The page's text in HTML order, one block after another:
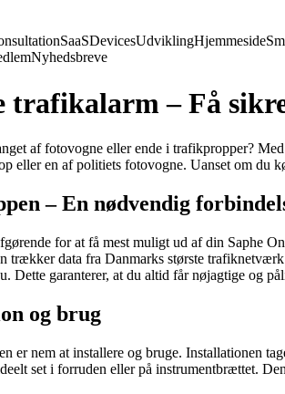
SaaSDevicesUdviklingHjemmeside
Nyhedsbreve
trafikalarm – Få
af fotovogne eller ende i trafikpropper?
eller en af politiets fotovogne. Uanset om du
– En nødvendig
for at få mest muligt ud af din Saphe
trækker data fra Danmarks største
Dette garanterer, at du altid får nøjagtige og
og brug
er nem at installere og bruge. Installationen
set i forruden eller på instrumentbrættet.